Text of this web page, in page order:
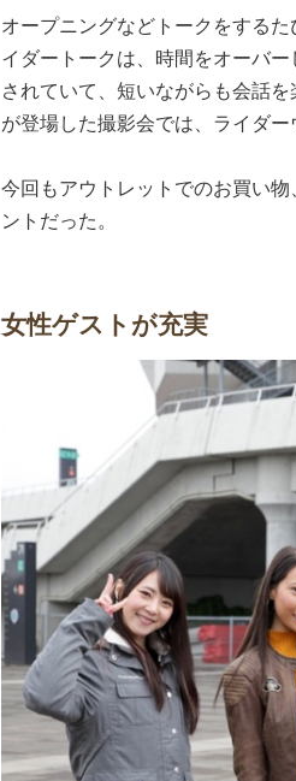
オープニングなどトークをする
イダートークは、時間をオーバ
されていて、短いながらも会話
が登場した撮影会では、ライダ
今回もアウトレットでのお買い
ントだった。
女性ゲストが充実